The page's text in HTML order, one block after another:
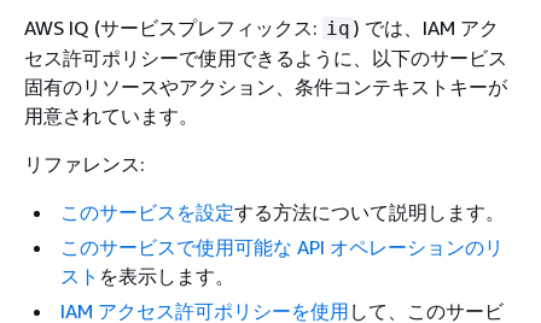
AWS IQ (サービスプレフィックス: iq ) では、IAM アク
セス許可ポリシーで使用できるように、以下のサービス
固有のリソースやアクション、条件コンテキストキーが
用意されています。
リファレンス:
このサービスを設定する方法について説明します。
このサービスで使用可能な API オペレーションのリ
スト を表示します。
IAM アクセス許可ポリシーを使用 して、このサービ